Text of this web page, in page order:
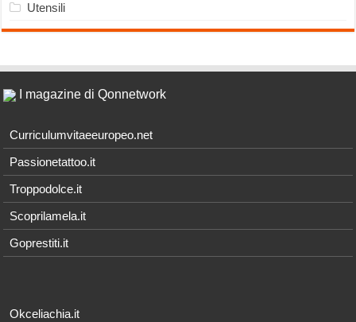
Utensili
I magazine di Qonnetwork
Curriculumvitaeeuropeo.net
Passionetattoo.it
Troppodolce.it
Scoprilamela.it
Goprestiti.it
Okceliachia.it